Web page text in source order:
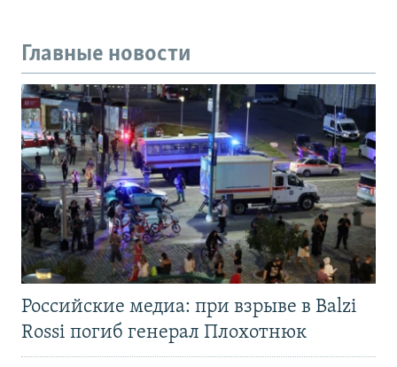
Главные новости
Российские медиа: при взрыве в Balzi
Rossi погиб генерал Плохотнюк